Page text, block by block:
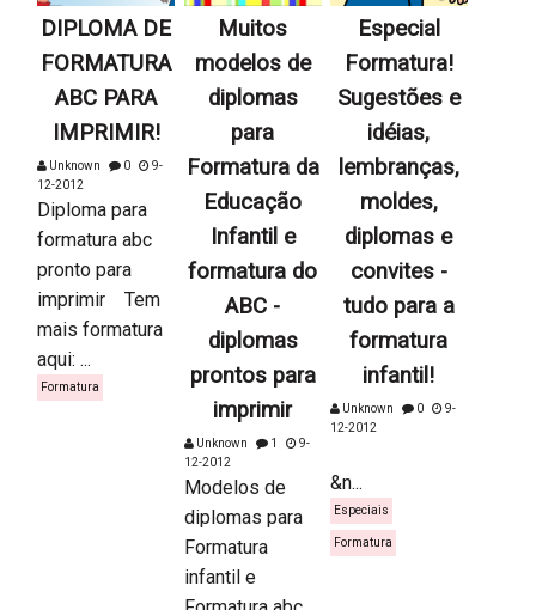
DIPLOMA DE
FORMATURA
ABC PARA
IMPRIMIR!
Unknown 0
9-
12-2012
Diploma para
formatura abc
pronto para
imprimir Tem
mais formatura
aqui: ...
Formatura
Muitos
modelos de
diplomas
para
Formatura da
Educação
Infantil e
formatura do
ABC -
diplomas
prontos para
imprimir
Unknown 1
9-
12-2012
Modelos de
diplomas para
Formatura
infantil e
Especial
Formatura!
Sugestões e
idéias,
lembranças,
moldes,
diplomas e
convites -
tudo para a
formatura
infantil!
Unknown 0
9-
12-2012
&n...
Especiais
Formatura